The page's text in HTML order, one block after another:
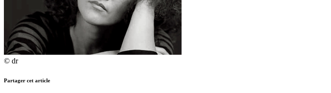
© dr
Partager cet article